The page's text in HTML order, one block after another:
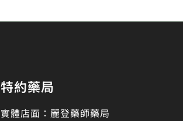
特約藥局
實體店面：麗登藥師藥局